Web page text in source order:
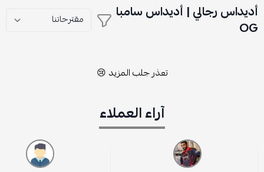
أديداس رجالي | أديداس سامبا
OG
تعذر جلب المزيد 😢
آراء العملاء